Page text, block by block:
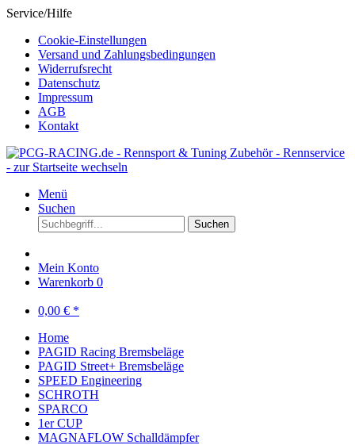
Service/Hilfe
Cookie-Einstellungen
Versand und Zahlungsbedingungen
Widerrufsrecht
Datenschutz
Impressum
AGB
Kontakt
Menü
Suchen
Suchen
Mein Konto
Warenkorb 0
0,00 € *
Home
PAGID Racing Bremsbeläge
PAGID Street+ Bremsbeläge
SPEED Engineering
SCHROTH
SPARCO
1er CUP
MAGNAFLOW Schalldämpfer